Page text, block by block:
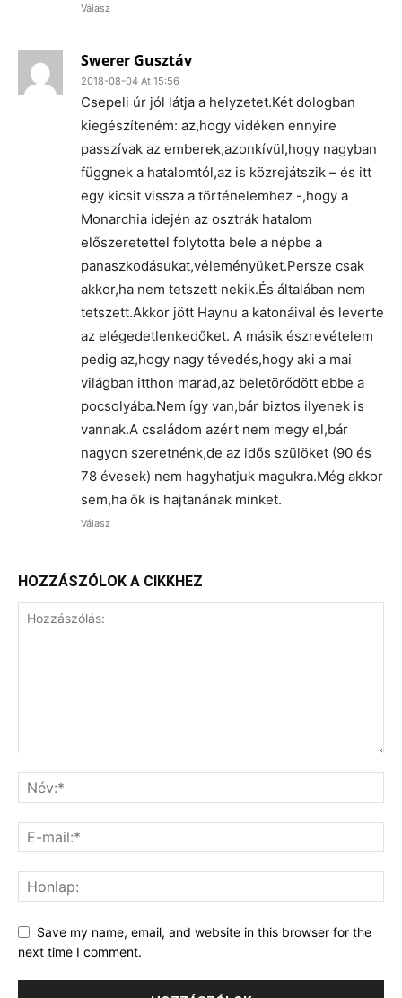
Válasz
Swerer Gusztáv
2018-08-04 At 15:56
Csepeli úr jól látja a helyzetet.Két dologban
kiegészíteném: az,hogy vidéken ennyire
passzívak az emberek,azonkívül,hogy nagyban
függnek a hatalomtól,az is közrejátszik – és itt
egy kicsit vissza a történelemhez -,hogy a
Monarchia idején az osztrák hatalom
előszeretettel folytotta bele a népbe a
panaszkodásukat,véleményüket.Persze csak
akkor,ha nem tetszett nekik.És általában nem
tetszett.Akkor jött Haynu a katonáival és leverte
az elégedetlenkedőket. A másik észrevételem
pedig az,hogy nagy tévedés,hogy aki a mai
világban itthon marad,az beletörődött ebbe a
pocsolyába.Nem így van,bár biztos ilyenek is
vannak.A családom azért nem megy el,bár
nagyon szeretnénk,de az idős szülöket (90 és
78 évesek) nem hagyhatjuk magukra.Még akkor
sem,ha ők is hajtanának minket.
Válasz
HOZZÁSZÓLOK A CIKKHEZ
Save my name, email, and website in this browser for the
next time I comment.